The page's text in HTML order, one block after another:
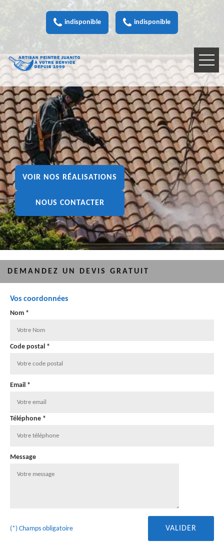
indisponible indisponible
VOIR NOS RÉALISATIONS
NOUS CONTACTER
DEMANDEZ UN DEVIS GRATUIT
Vos coordonnées
Nom *
Code postal *
Email *
Téléphone *
Message
(*) Champs obligatoire